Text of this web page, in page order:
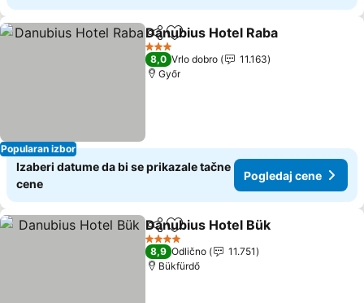
Popularan izbor
Deli Dodati u favorite
Danubius Hotel Raba
3 Zvezdice
8,0 Vrlo dobro
11.163
Győr
Izaberi datume da bi se prikazale tačne
cene
Pogledaj cene
Deli Dodati u favorite
Danubius Hotel Bük
4 Zvezdice
8,9 Odlično
11.751
Bükfürdő